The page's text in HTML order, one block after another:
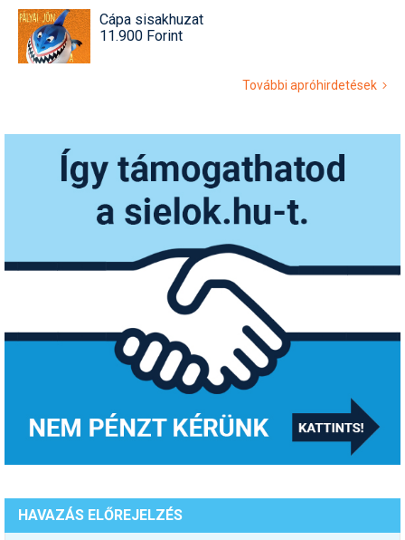
Cápa sisakhuzat
11.900 Forint
További apróhirdetések
HAVAZÁS ELŐREJELZÉS